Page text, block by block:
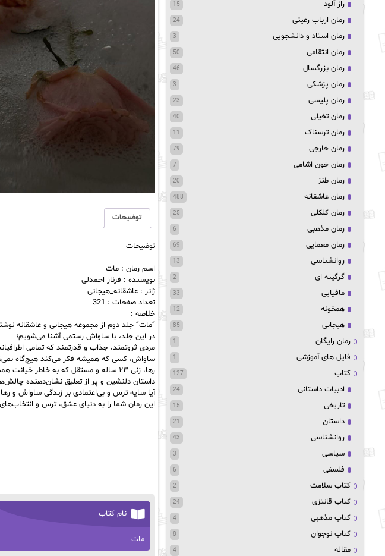
توضیحات
توضیحات
اسم رمان : مات
نویسنده : فرناز احمدلی
ژانر : عاشقانه_هیجانی
تعداد صفحات : 321
خلاصه :
“مات” جلد دوم از مجموعه‌ هیجانی و عاشقانه
در این جلد، با ساواش رستمی آشنا می‌شویم؛
مردی ثروتمند، جذاب و قدرتمند که تمامی
ساواش، کسی که همیشه فکر می‌کند هیچ‌گاه
رها، زنی ۲۳ ساله و مستقل که به خاطر خیانت همسرش از ازدواج فاصله گرفته، عاشق فرزندآوری است، اما تصمیم دارد بدون ازدواج بچه‌دار شود.
داستان دلنشین و پر از تعلیق نشان‌دهنده
آیا سایه ترس و بی‌اعتمادی بر زندگی ساواش و
این رمان شما را به دنیای عشق، ترس و
نام کتاب
مات
راز آلود 15
رمان ارباب رعیتی 24
رمان استاد و دانشجویی 3
رمان انتقامی 50
رمان بزرگسال 46
رمان پزشکی 3
رمان پلیسی 23
رمان تخیلی 40
رمان ترسناک 11
رمان خارجی 79
رمان خون اشامی 7
رمان طنز 20
رمان عاشقانه 488
رمان کلکلی 25
رمان مذهبی 6
رمان معمایی 69
روانشناسی 13
گرگینه ای 2
مافیایی 33
همخونه 12
هیجانی 85
رمان رایگان 1
فایل های آموزشی 1
کتاب 127
ادبیات داستانی 24
تاریخی 15
داستان 21
روانشناسی 43
سیاسی 3
فلسفی 6
کتاب سلامت 2
کتاب قانتزی 24
کتاب مذهبی 4
کتاب نوجوان 8
مقاله 4